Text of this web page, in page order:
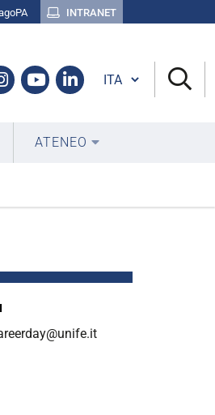
INTRANET
Instagram
YoutubeLinkedin
Cambia lingua
ATENEO